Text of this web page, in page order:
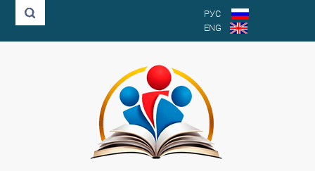
РУС
ENG